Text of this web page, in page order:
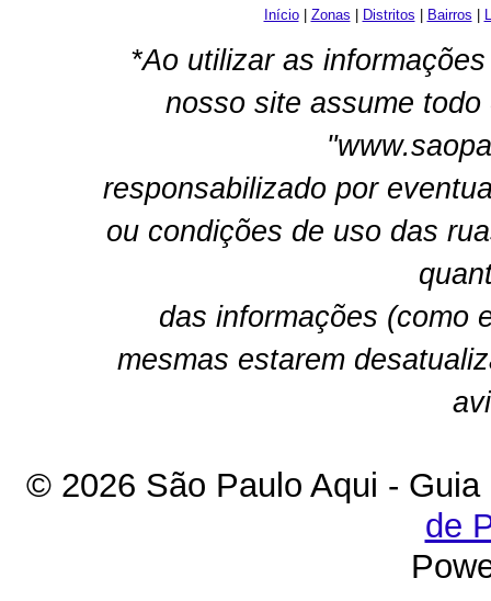
Início| Zonas Distritos Bairros
*Ao utilizar as
nosso site assume
responsabilizado por
ou condições de uso das
das informações (como
mesmas estarem
© 2026 São Paulo Aqui -
de